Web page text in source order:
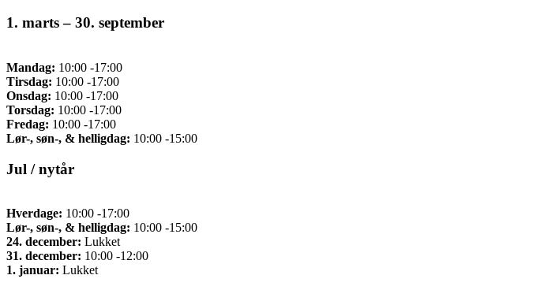
1. marts – 30. september
Mandag: 10:00 -17:00
Tirsdag: 10:00 -17:00
Onsdag: 10:00 -17:00
Torsdag: 10:00 -17:00
Fredag: 10:00 -17:00
Lør-, søn-, & helligdag: 10:00 -15:00
Jul / nytår
Hverdage: 10:00 -17:00
Lør-, søn-, & helligdag: 10:00 -15:00
24. december: Lukket
31. december: 10:00 -12:00
1. januar: Lukket